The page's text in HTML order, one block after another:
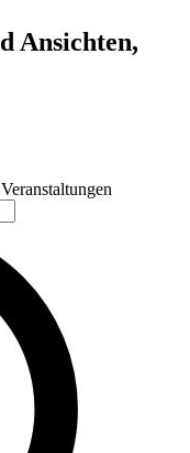
Ansichten,